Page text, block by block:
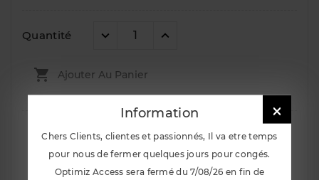
Quantité
 Ajouter Au Panier

Information
Chers Clients, clientes et passionnés, Il va etre temps
pour nous de fermer quelques jours pour congés.
Optimiz Access sera fermé du 7/08/26 en fin de